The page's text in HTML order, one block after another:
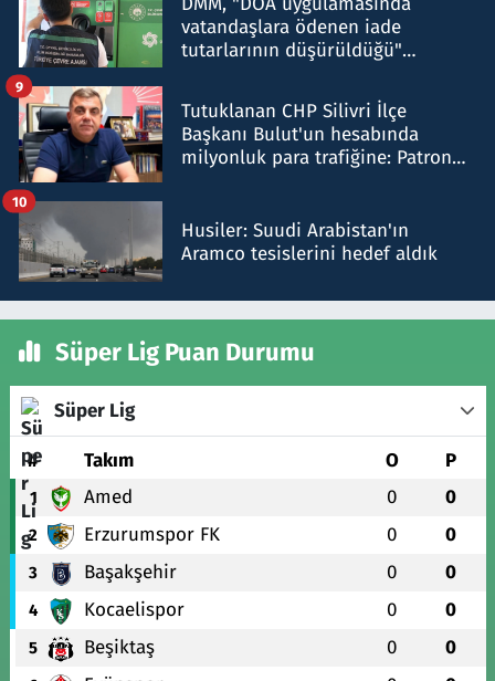
vatandaşlara ödenen iade
tutarlarının düşürüldüğü"
Tutuklanan CHP Silivri İlçe
Başkanı Bulut'un hesabında
milyonluk para trafiğine: Patron
9
Husiler: Suudi Arabistan'ın
Aramco tesislerini hedef aldık
10
Süper Lig Puan Durumu
Süper Lig
# Takım O P
1 Amed 0 0
2 Erzurumspor FK 0 0
3 Başakşehir 0 0
4 Kocaelispor 0 0
5 Beşiktaş 0 0